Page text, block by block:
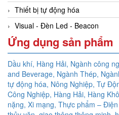
Thiết bị tự động hóa
Visual - Đèn Led - Beacon
Ứng dụng sản phẩm
Dầu khí, Hàng Hải, Ngành công
and Beverage, Ngành Thép,
tự động hóa, Nông Nghiệp, Tự
Công Nghiệp, Hàng Hải, Hàng
nặng, Xi mạng, Thực phẩm –